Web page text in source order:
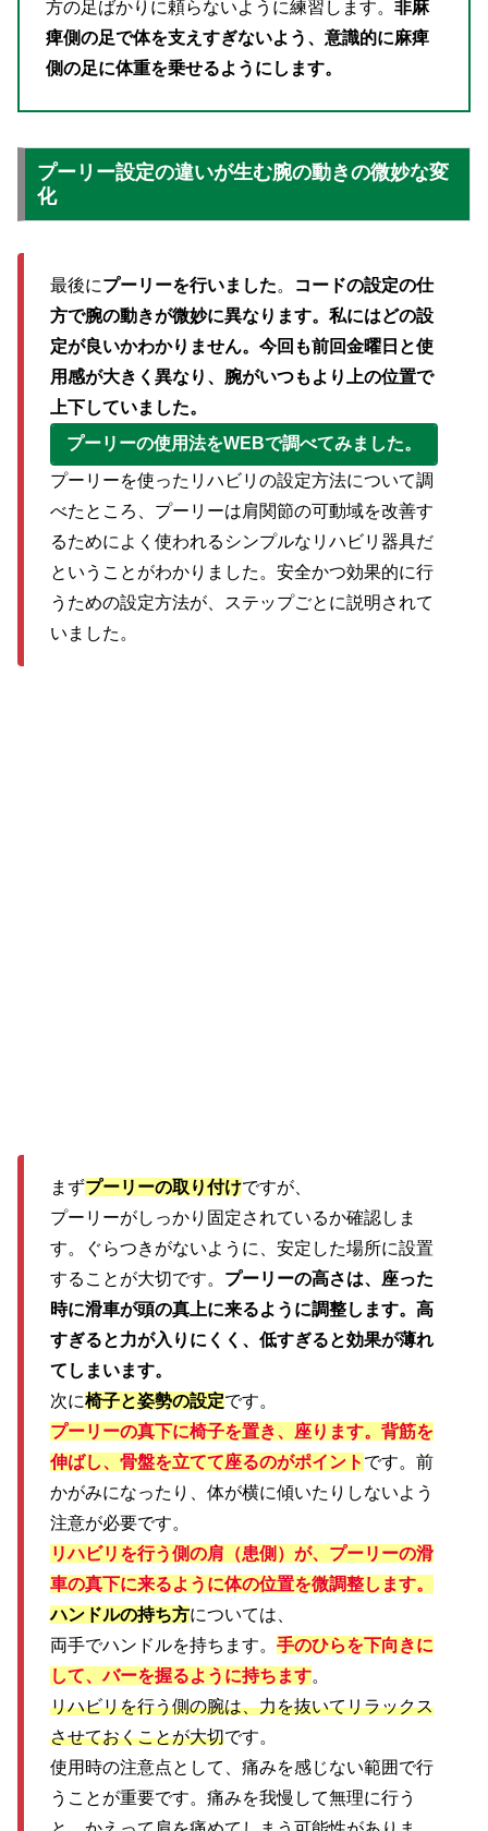
方の足ばかりに頼らないように練習します。 非麻
痺側の足で体を支えすぎないよう、意識的に麻痺
側の足に体重を乗せるようにします。
プーリー設定の違いが生む腕の動きの微妙な変
化
最後にプーリーを行いました。
コードの設定の仕
方で腕の動きが微妙に異なります。私にはどの設
定が良いかわかりません。今回も前回金曜日と使
用感が大きく異なり、腕がいつもより上の位置で
上下していました。
プーリーの使用法をWEBで調べてみました。
プーリーを使ったリハビリの設定方法について調
べたところ、プーリーは肩関節の可動域を改善す
るためによく使われるシンプルなリハビリ器具だ
ということがわかりました。安全かつ効果的に行
うための設定方法が、ステップごとに説明されて
いました。
まずプーリーの取り付けですが、
プーリーがしっかり固定されているか確認しま
す。ぐらつきがないように、安定した場所に設置
することが大切です。 プーリーの高さは、座った
時に滑車が頭の真上に来るように調整します。高
すぎると力が入りにくく、低すぎると効果が薄れ
てしまいます。
次に椅子と姿勢の設定です。
プーリーの真下に椅子を置き、座ります。背筋を
伸ばし、骨盤を立てて座るのがポイント です。前
かがみになったり、体が横に傾いたりしないよう
注意が必要です。
リハビリを行う側の肩（患側）が、プーリーの滑
車の真下に来るように体の位置を微調整します。
ハンドルの持ち方については、
両手でハンドルを持ちます。 手のひらを下向きに
して、バーを握るように持ちます。
リハビリを行う側の腕は、力を抜いてリラックス
させておくことが大切です。
使用時の注意点として、痛みを感じない範囲で行
うことが重要です。痛みを我慢して無理に行う